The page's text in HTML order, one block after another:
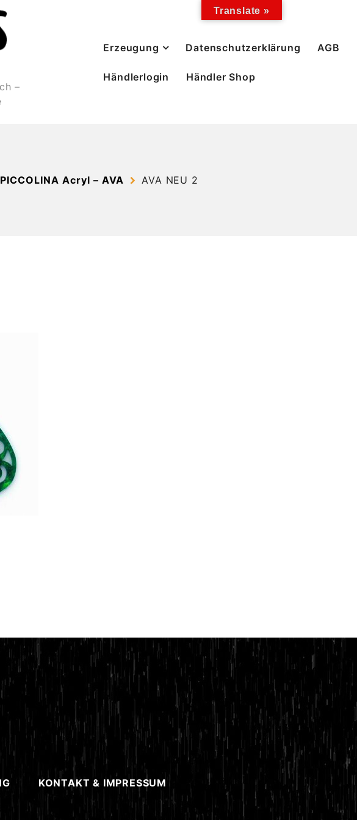
–
Erzeugung Datenschutzerklärung AGB
Händlerlogin Händler Shop
PICCOLINA Acryl – AVA AVA NEU 2
KONTAKT & IMPRESSUM
Translate »